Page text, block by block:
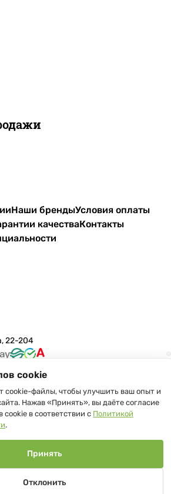
Наши брендыУсловия оплаты
качестваКонтакты
22-204
мебель с оперативной доставкой по
220005, Минск, ул. Платонова, 22, пом.
17 июля 2013 г. Регистрация №191081534,
телефон +375 (17) 361-10-80,
544-10-00, e-mail: info@danko.by
Первомайского района
14-65, Начальник отдела: Жакович Юлия
cookie
cookie-файлы, чтобы улучшить ваш опыт и
Нажав «Принять», вы даёте согласие
cookie в соответствии с Политикой
.
Отклонить
Принять